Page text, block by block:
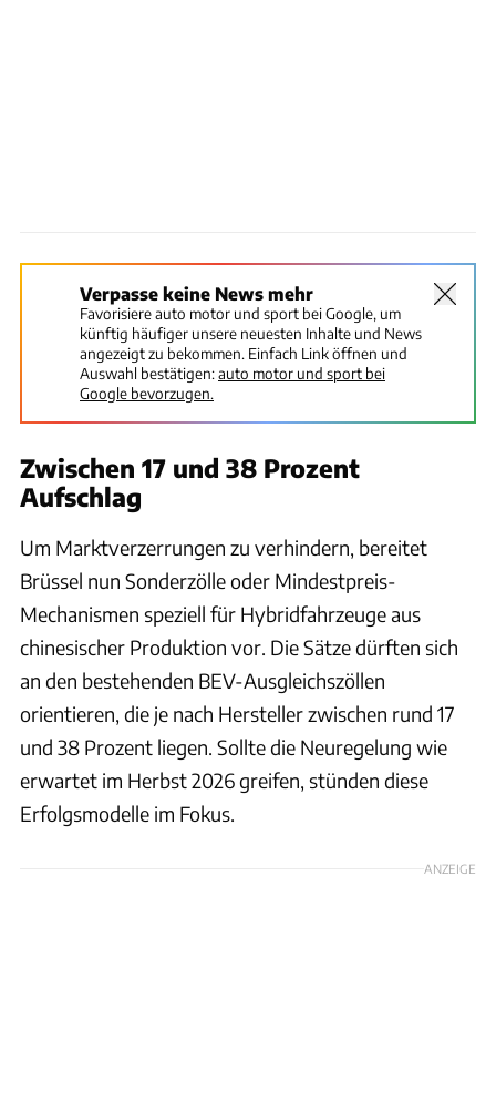
Verpasse keine News mehr
Favorisiere auto motor und sport bei Google, um
künftig häufiger unsere neuesten Inhalte und News
angezeigt zu bekommen. Einfach Link öffnen und
Auswahl bestätigen:auto motor und sport bei
Google bevorzugen.
Zwischen 17 und 38 Prozent
Aufschlag
Um Marktverzerrungen zu verhindern, bereitet
Brüssel nun Sonderzölle oder Mindestpreis-
Mechanismen speziell für Hybridfahrzeuge aus
chinesischer Produktion vor. Die Sätze dürften sich
an den bestehenden BEV-Ausgleichszöllen
orientieren, die je nach Hersteller zwischen rund 17
und 38 Prozent liegen. Sollte die Neuregelung wie
erwartet im Herbst 2026 greifen, stünden diese
Erfolgsmodelle im Fokus.
ANZEIGE